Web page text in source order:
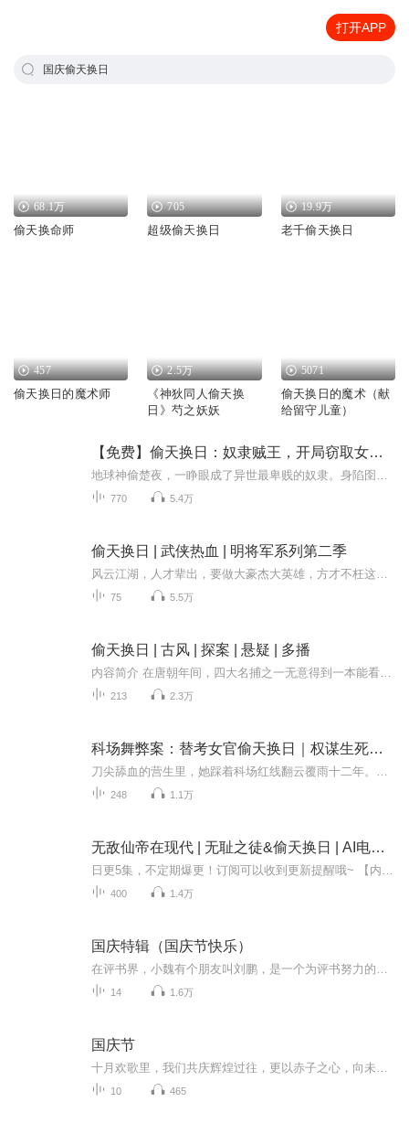
打开APP
国庆偷天换日
68.1万
偷天换命师
705
超级偷天换日
19.9万
老千偷天换日
457
偷天换日的魔术师
2.5万
《神狄同人偷天换
日》芍之妖妖
5071
偷天换日的魔术（献
给留守儿童）
【免费】偷天换日：奴隶贼王，开局窃取女帝机缘！
770 5.4万
偷天换日 | 武侠热血 | 明将军系列第二季
75 5.5万
偷天换日 | 古风 | 探案 | 悬疑 | 多播
213 2.3万
科场舞弊案：替考女官偷天换日｜权谋生死局｜古风悬疑
248 1.1万
无敌仙帝在现代 | 无耻之徒&偷天换日 | AI电子书
400 1.4万
国庆特辑（国庆节快乐）
14 1.6万
国庆节
10 465